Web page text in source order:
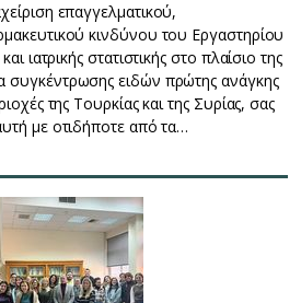
επαγγελματικού,
κινδύνου του Εργαστηρίου
ιατρικής στατιστικής στο πλαίσιο της
συγκέντρωσης ειδών πρώτης ανάγκης
της Τουρκίας και της Συρίας, σας
με οτιδήποτε από τα…